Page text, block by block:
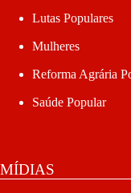
Lutas Populares
Mulheres
Reforma Agrária
Saúde Popular
MÍDIAS